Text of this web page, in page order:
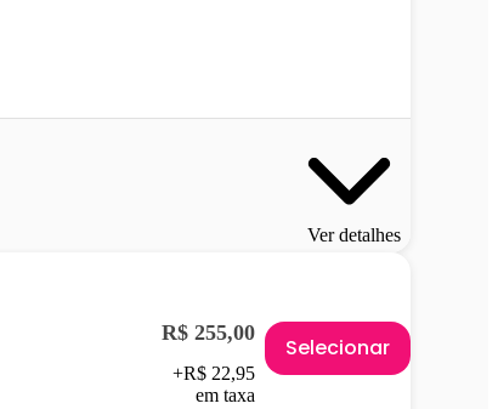
Ver detalhes
R$ 255,00
+R$ 22,95
em taxa
Selecionar